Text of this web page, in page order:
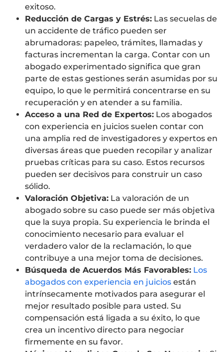
exitoso.
Reducción de Cargas y Estrés: Las secuelas de
un accidente de tráfico pueden ser
abrumadoras: papeleo, trámites, llamadas y
facturas incrementan la carga. Contar con un
abogado experimentado significa que gran
parte de estas gestiones serán asumidas por su
equipo, lo que le permitirá concentrarse en su
recuperación y en atender a su familia.
Acceso a una Red de Expertos: Los abogados
con experiencia en juicios suelen contar con
una amplia red de investigadores y expertos en
diversas áreas que pueden recopilar y analizar
pruebas críticas para su caso. Estos recursos
pueden ser decisivos para construir un caso
sólido.
Valoración Objetiva: La valoración de un
abogado sobre su caso puede ser más objetiva
que la suya propia. Su experiencia le brinda el
conocimiento necesario para evaluar el
verdadero valor de la reclamación, lo que
contribuye a una mejor toma de decisiones.
Búsqueda de Acuerdos Más Favorables: Los
abogados con experiencia en juicios están
intrínsecamente motivados para asegurar el
mejor resultado posible para usted. Su
compensación está ligada a su éxito, lo que
crea un incentivo directo para negociar
firmemente en su favor.